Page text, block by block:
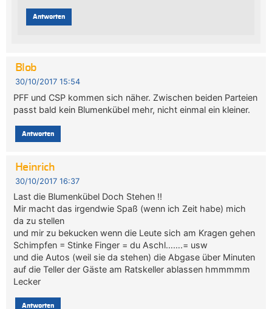
Antworten
Blob
30/10/2017 15:54
PFF und CSP kommen sich näher. Zwischen beiden Parteien
passt bald kein Blumenkübel mehr, nicht einmal ein kleiner.
Antworten
Heinrich
30/10/2017 16:37
Last die Blumenkübel Doch Stehen !!
Mir macht das irgendwie Spaß (wenn ich Zeit habe) mich
da zu stellen
und mir zu bekucken wenn die Leute sich am Kragen gehen
Schimpfen = Stinke Finger = du Aschl…….= usw
und die Autos (weil sie da stehen) die Abgase über Minuten
auf die Teller der Gäste am Ratskeller ablassen hmmmmm
Lecker
Antworten